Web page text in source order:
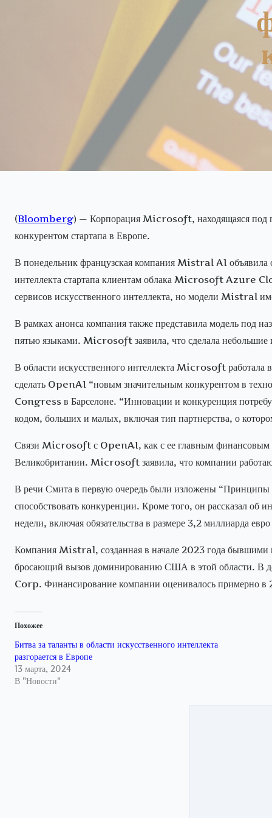
(Bloomberg) — Корпорация Microsoft, находящаяся под
конкурентом стартапа в Европе.
В понедельник французская компания Mistral AI объявила
интеллекта стартапа клиентам облака Microsoft Azure
сервисов искусственного интеллекта, но модели Mistral
В рамках анонса компания также представила модель под
пятью языками. Microsoft заявила, что сделала небольшие
В области искусственного интеллекта Microsoft работала
сделать OpenAI “новым значительным конкурентом в
Congress в Барселоне. “Инновации и конкуренция
кодом, больших и малых, включая тип партнерства, о
Связи Microsoft с OpenAI, как с ее главным финансовым
Великобритании. Microsoft заявила, что компании
В речи Смита в первую очередь были изложены
способствовать конкуренции. Кроме того, он рассказал
недели, включая обязательства в размере 3,2 миллиарда
Компания Mistral, созданная в начале 2023 года
бросающий вызов доминированию США в этой области. В
Corp. Финансирование компании оценивалось примерно в
Похожее
Битва за таланты в области искусственного интеллекта
разгорается в Европе
13 марта, 2024
В "Новости"